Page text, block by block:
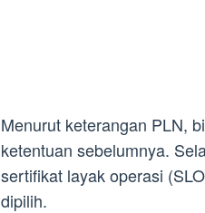
Menurut keterangan PLN,
ketentuan sebelumnya.
sertifikat layak operasi
dipilih.